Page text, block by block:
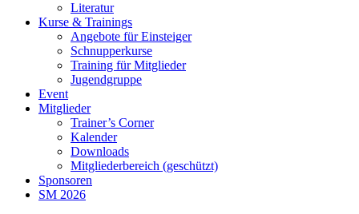
Literatur
Kurse & Trainings
Angebote für Einsteiger
Schnupperkurse
Training für Mitglieder
Jugendgruppe
Event
Mitglieder
Trainer’s Corner
Kalender
Downloads
Mitgliederbereich (geschützt)
Sponsoren
SM 2026